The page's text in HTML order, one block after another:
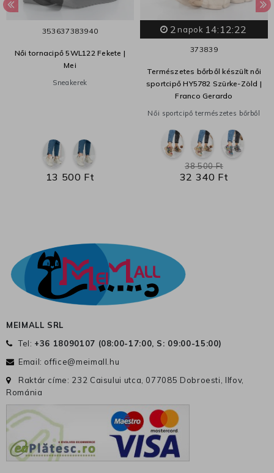
353637383940
Női tornacipő 5WL122 Fekete |
Mei
Sneakerek
13 500 Ft
2 napok 14:12:21
373839
Természetes bőrből készült női
sportcipő HY5782 Szürke-Zöld |
Franco Gerardo
Női sportcipő természetes bőrből
32 340 Ft
38 500 Ft
MEIMALL SRL
Tel: +36 18090107 (08:00-17:00, S: 09:00-15:00)
Email: office@meimall.hu
Raktár címe: 232 Caisului utca, 077085 Dobroesti, Ilfov,
Románia